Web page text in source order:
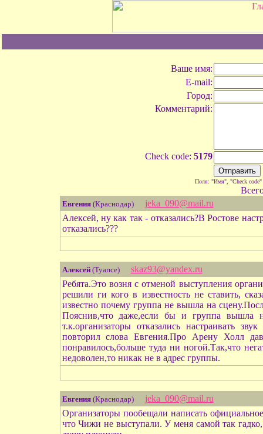
Ваше имя:
E-mail:
Город:
Комментарий:
Check code: 5179
Поля: "Имя", "Check code"
Евгения(Краснодар)
jeka_090@mail.ru
Алексей, ну как так - отказались?В Ростове
отказались???
Алексей(Туапсе)
skaz93@yandex.ru
Ребята.Это возня с отменой выступления
решили ги кого в известность не ставить,
известно почему группа не вышла на
Пояснив,что даже,если бы и группа вышла
т.к.организаторы отказались настраивать
повторил слова Евгения.Про Арену Холл
понравилось,больше туда ни ногой.Так,что
недоволен,то никак не в адрес группы.
Евгения(Краснодар)
jeka_090@mail.ru
Организаторы пообещали написать
что Чижи не выступали. У меня самой так